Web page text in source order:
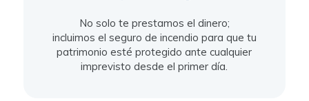
No solo te prestamos el dinero;
incluimos el seguro de incendio para que tu
patrimonio esté protegido ante cualquier
imprevisto desde el primer día.